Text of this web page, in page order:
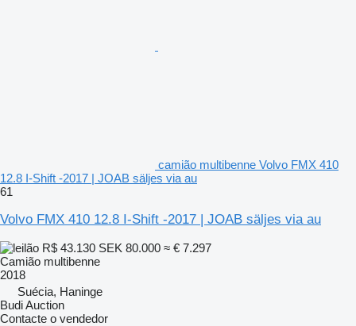
camião multibenne Volvo FMX 410
12.8 I-Shift -2017 | JOAB säljes via au
61
Volvo FMX 410 12.8 I-Shift -2017 | JOAB säljes via au
R$ 43.130 SEK 80.000 ≈ € 7.297
Camião multibenne
2018
Suécia, Haninge
Budi Auction
Contacte o vendedor